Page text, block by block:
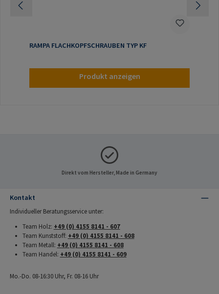
RAMPA FLACHKOPFSCHRAUBEN TYP KF
Produkt anzeigen
Direkt vom Hersteller, Made in Germany
Kontakt
Individueller Beratungsservice unter:
Team Holz: +49 (0) 4155 8141 - 607
Team Kunststoff: +49 (0) 4155 8141 - 608
Team Metall: +49 (0) 4155 8141 - 608
Team Handel: +49 (0) 4155 8141 - 609
Mo.-Do. 08-16:30 Uhr, Fr. 08-16 Uhr